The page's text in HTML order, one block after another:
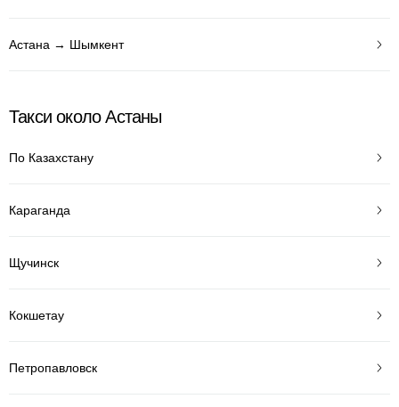
Астана → Шымкент
Такси около Астаны
По Казахстану
Караганда
Щучинск
Кокшетау
Петропавловск